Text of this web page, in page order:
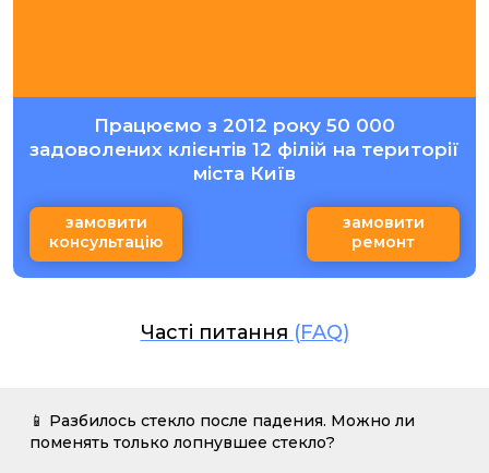
Працюємо з 2012 року 50 000
задоволених клієнтів 12 філій на території
міста Київ
замовити
консультацію
замовити
ремонт
Часті питання (FAQ)
📱 Разбилось стекло после падения. Можно ли
поменять только лопнувшее стекло?